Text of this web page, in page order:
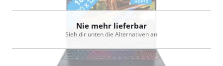
Nie mehr lieferbar
Sieh dir unten die Alternativen an